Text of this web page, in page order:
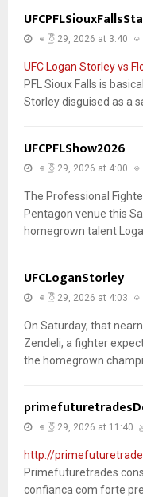
ဧပြီ 29, 2026 at 3:40
UFC Logan Storley vs
PFL Sioux Falls is
Storley disguised as a
UFCPFLShow2026
ဧပြီ 29, 2026 at 4:00
The Professional
Pentagon venue this
homegrown talent
UFCLoganStorley
ဧပြီ 29, 2026 at 4:03
On Saturday, that
Zendeli, a fighter
the homegrown
ဧပြီ 29, 2026 at 11:40
http://
Primefuturetrades
confianca com forte